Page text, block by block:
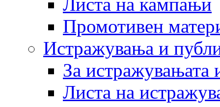
Промотивен
Истражувања и
За истражувањата
Листа на